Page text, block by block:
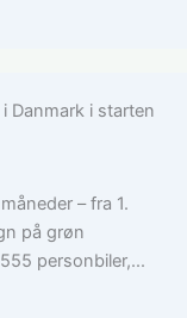
Danmark i starten
– fra 1.
på grøn
personbiler,...